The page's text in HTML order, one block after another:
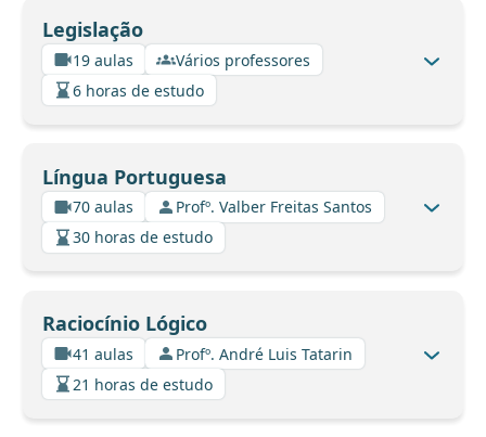
Legislação
19 aulas
Vários professores
6 horas de estudo
Língua Portuguesa
70 aulas
Profº. Valber Freitas Santos
30 horas de estudo
Raciocínio Lógico
41 aulas
Profº. André Luis Tatarin
21 horas de estudo